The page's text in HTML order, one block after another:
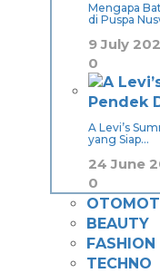
Mengapa
di Puspa
9 July
0
A Levi’s
yang Siap…
24 June
0
BEAUTY
FASHION
TECHNO